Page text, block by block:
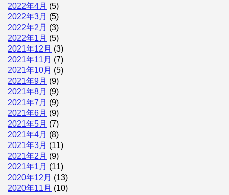
2022年4月 (5)
2022年3月 (5)
2022年2月 (3)
2022年1月 (5)
2021年12月 (3)
2021年11月 (7)
2021年10月 (5)
2021年9月 (9)
2021年8月 (9)
2021年7月 (9)
2021年6月 (9)
2021年5月 (7)
2021年4月 (8)
2021年3月 (11)
2021年2月 (9)
2021年1月 (11)
2020年12月 (13)
2020年11月 (10)